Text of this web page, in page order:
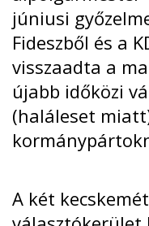
júniusi
Fideszből és a
visszaadta a
újabb időközi
(haláleset
A két